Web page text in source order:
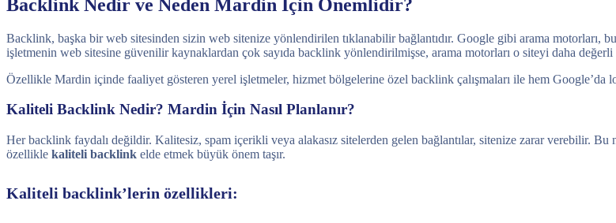
Backlink Nedir ve Neden Mardin İçin Önemlidir?
Backlink, başka bir web sitesinden sizin web sitenize yönlendirilen tıklanabilir bağlantıdır. Google gibi arama motorları,
işletmenin web sitesine güvenilir kaynaklardan çok sayıda backlink yönlendirilmişse, arama motorları o siteyi daha değerli
Özellikle Mardin içinde faaliyet gösteren yerel işletmeler, hizmet bölgelerine özel backlink çalışmaları ile hem Google’da
Kaliteli Backlink Nedir? Mardin İçin Nasıl Planlanır?
Her backlink faydalı değildir. Kalitesiz, spam içerikli veya alakasız sitelerden gelen bağlantılar, sitenize zarar verebilir.
özellikle kaliteli backlink elde etmek büyük önem taşır.
Kaliteli backlink’lerin özellikleri: